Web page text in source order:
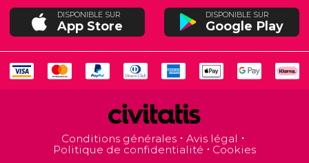
DISPONIBLE SUR
App Store
DISPONIBLE SUR
Google Play
Conditions générales
Avis légal
Politique de confidentialité
Cookies